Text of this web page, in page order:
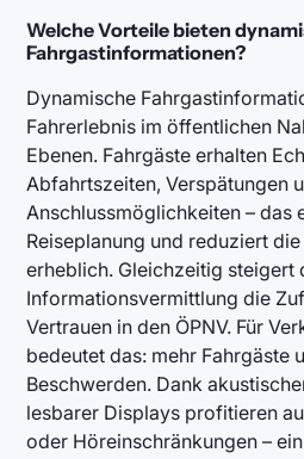
Welche Vorteile bieten
Fahrgastinformationen?
Dynamische
Fahrerlebnis im öffentlichen
Ebenen. Fahrgäste erhalten
Abfahrtszeiten, Verspätungen
Anschlussmöglichkeiten – das
Reiseplanung und reduziert
erheblich. Gleichzeitig steigert
Informationsvermittlung die
Vertrauen in den ÖPNV. Für
bedeutet das: mehr Fahrgäste
Beschwerden. Dank
lesbarer Displays profitieren
oder Höreinschränkungen –